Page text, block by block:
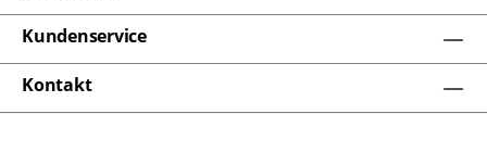
Kundenservice
Kontakt